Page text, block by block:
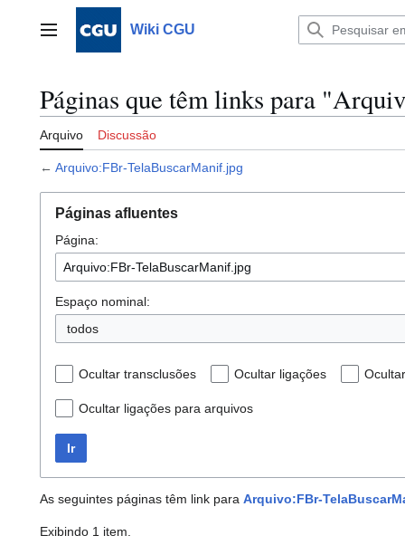
Menu principalWiki CGU
Páginas que têm links para
Arquivo Discussão
← Arquivo:FBr-TelaBuscarManif.jpg
Páginas afluentes
Página:
Espaço nominal:
todos
Ocultar transclusões Ocultar ligações
Ocultar ligações para arquivos
Ir
As seguintes páginas têm link para Arquivo:FBr-
Exibindo 1 item.